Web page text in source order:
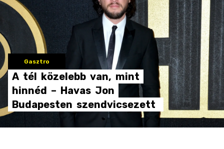
Gasztro
A tél közelebb van, mint
hinnéd – Havas Jon
Budapesten szendvicsezett